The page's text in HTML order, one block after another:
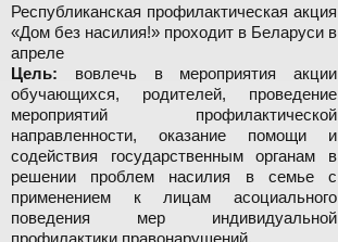
Республиканская профилактическая акция
«Дом без насилия!» проходит в Беларуси в
апреле
Цель: вовлечь в мероприятия акции
обучающихся, родителей, проведение
мероприятий профилактической
направленности, оказание помощи и
содействия государственным органам в
решении проблем насилия в семье с
применением к лицам асоциального
поведения мер индивидуальной
профилактики правонарушений.